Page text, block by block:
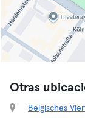
Otras
Belgisches